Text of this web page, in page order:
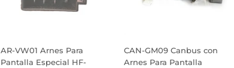
AR-VW01 Arnes Para
Pantalla Especial HF-
CAN-GM09 Canbus con
Arnes Para Pantalla